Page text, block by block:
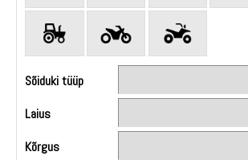
Sõiduki tüüp
Laius
Kõrgus